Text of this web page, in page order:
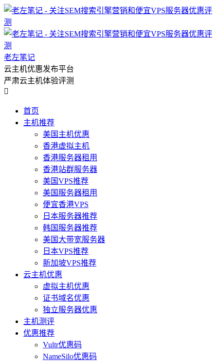
老左笔记
云主机优惠发布平台
严肃云主机体验评测

首页
主机推荐
美国主机优惠
香港虚拟主机
香港服务器租用
香港站群服务器
美国VPS推荐
美国服务器租用
便宜香港VPS
日本服务器推荐
韩国服务器推荐
美国大带宽服务器
日本VPS推荐
新加坡VPS推荐
云主机优惠
虚拟主机优惠
证书域名优惠
独立服务器优惠
主机测评
优惠推荐
Vultr优惠码
NameSilo优惠码